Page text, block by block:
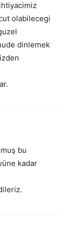
olabilecegi
dinlemek
bu
kadar